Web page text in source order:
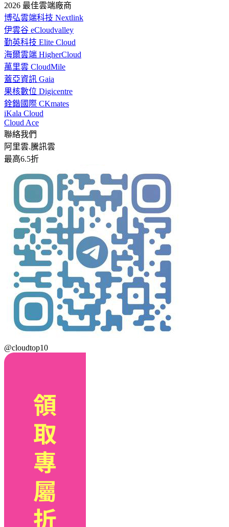
2026 最佳雲端廠商
博弘雲端科技 Nextlink
伊雲谷 eCloudvalley
勤英科技 Elite Cloud
海爾雲端 HigherCloud
萬里雲 CloudMile
蓋亞資訊 Gaia
果核數位 Digicentre
銓鍇國際 CKmates
iKala Cloud
Cloud Ace
聯絡我們
阿里雲.騰訊雲
最高6.5折
@cloudtop10